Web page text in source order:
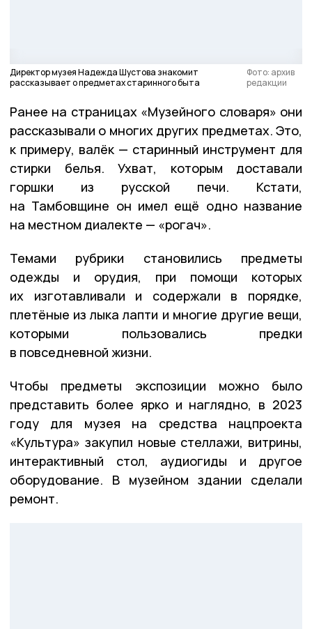
Директор музея Надежда Шустова знакомит
рассказывает о предметах старинного быта
Фото: архив
редакции
Ранее на страницах «Музейного словаря» они
рассказывали о многих других предметах. Это,
к примеру, валёк — старинный инструмент для
стирки белья. Ухват, которым доставали
горшки из русской печи. Кстати,
на Тамбовщине он имел ещё одно название
на местном диалекте — «рогач».
Темами рубрики становились предметы
одежды и орудия, при помощи которых
их изготавливали и содержали в порядке,
плетёные из лыка лапти и многие другие вещи,
которыми пользовались предки
в повседневной жизни.
Чтобы предметы экспозиции можно было
представить более ярко и наглядно, в 2023
году для музея на средства нацпроекта
«Культура» закупил новые стеллажи, витрины,
интерактивный стол, аудиогиды и другое
оборудование. В музейном здании сделали
ремонт.